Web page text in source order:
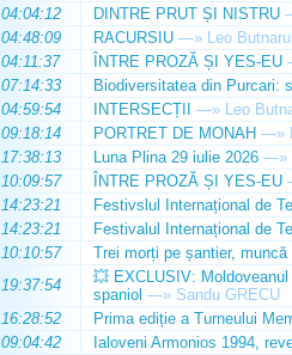
04:04:12
DINTRE PRUT ȘI NISTRU
04:48:09
RACURSIU —» Leo Butnaru
04:11:37
ÎNTRE PROZĂ ȘI YES-EU
07:14:33
Biodiversitatea din Purcari:
04:59:54
INTERSECȚII —» Leo
09:18:14
PORTRET DE MONAH —»
17:38:13
Luna Plina 29 iulie 2026 —»
10:09:57
ÎNTRE PROZĂ ȘI YES-EU
14:23:21
Festivslul Internațional de
14:23:21
Festivalul Internațional de
10:10:57
Trei morți pe șantier, muncă
19:37:54
💥 EXCLUSIV:
spaniol —» Sandu GRECU
16:28:52
Prima ediție a Turneului
09:04:42
Ialoveni Armonios 1994,